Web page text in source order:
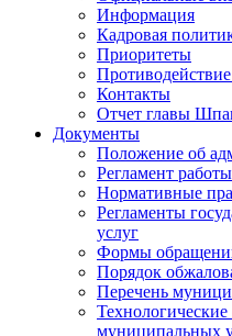
Информация
Кадровая
Приоритеты
Контакты
Отчет главы
Документы
Положение об
Регламент
Нормативные
Регламенты
услуг
Формы
Порядок
Перечень
муниципальных